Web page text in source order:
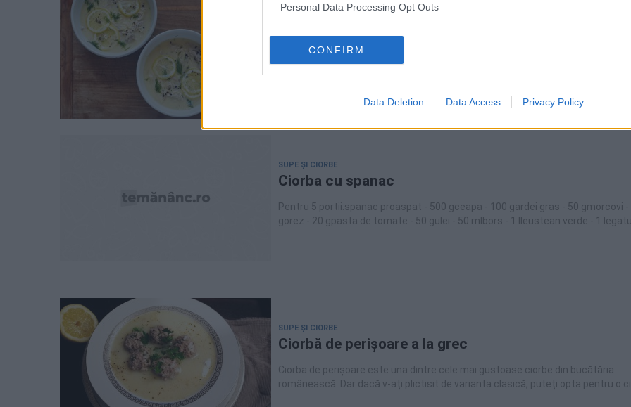
Personal Data Processing Opt Outs
CONFIRM
Data Deletion Data Access Privacy Policy
Avgolemono - supă grecească de pui cu ouă
Fiecare bucătărie internațională are un fel original de a prepara supa de pui,
care nu lipsește de pe nicio masă în familie. Astăzi vorbim despre cea mai
SUPE ȘI CIORBE
Ciorba cu spanac
Pentru 5 portii:spanac proaspat - 500 gceapa - 100 gardei gras - 50 gmorcovi -
gorez - 20 gpasta de tomate - 50 gulei - 50 mlbors - 1 lleustean verde - 1
SUPE ȘI CIORBE
Ciorbă de perișoare a la grec
Ciorba de perișoare este una dintre cele mai gustoase ciorbe din bucătăria
românească. Dar dacă v-ați plictisit de varianta clasică, puteți opta pentru o